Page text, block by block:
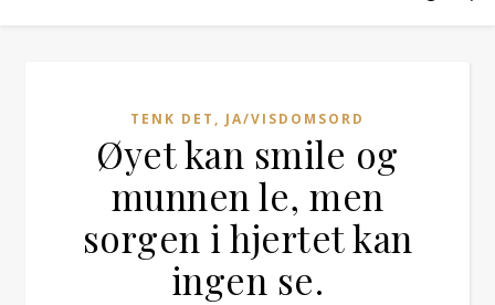
TENK DET, JA/VISDOMSORD
Øyet kan smile og
munnen le, men
sorgen i hjertet kan
ingen se.